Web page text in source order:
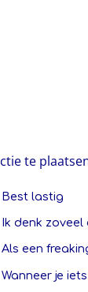
te
Best lastig
Ik denk zoveel
Als een
Wanneer je